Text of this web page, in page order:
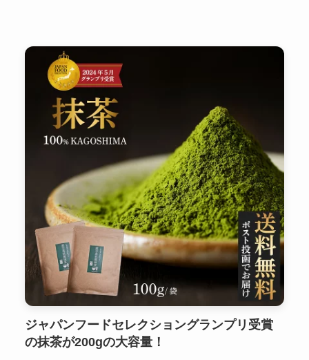
ジャパンフードセレクショングランプリ受賞
の抹茶が200gの大容量！